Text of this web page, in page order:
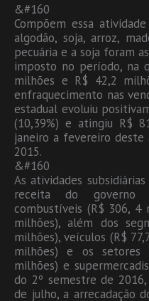
&#160
Compõem essa
algodão, soja, arroz,
pecuária e a soja foram
imposto no período, na
milhões e R$ 42,2
enfraquecimento nas
estadual evoluiu
(10,39%) e atingiu R$
janeiro a fevereiro deste
2015.
&#160
As atividades
receita do governo
combustíveis (R$ 306, 4
milhões), além dos
milhões), veículos (R$
milhões) e os setores
milhões) e
do 2º semestre de
de julho, a arrecadação